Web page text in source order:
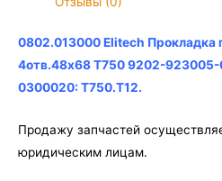
d44-
4отв.48х68
Т750
923005-
02
0802.013000 Elitech Прокладка
4отв.48х68 Т750 9202-
0300020: Т750.Т12.
Продажу запчастей
юридическим лицам.